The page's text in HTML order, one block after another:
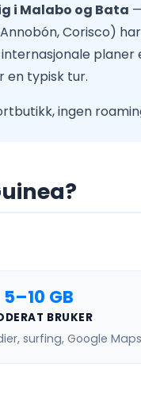
i Malabo og Bata
Corisco)
en typisk tur.
ingen
5–10 GB
BRUKER
surfing, Google Maps